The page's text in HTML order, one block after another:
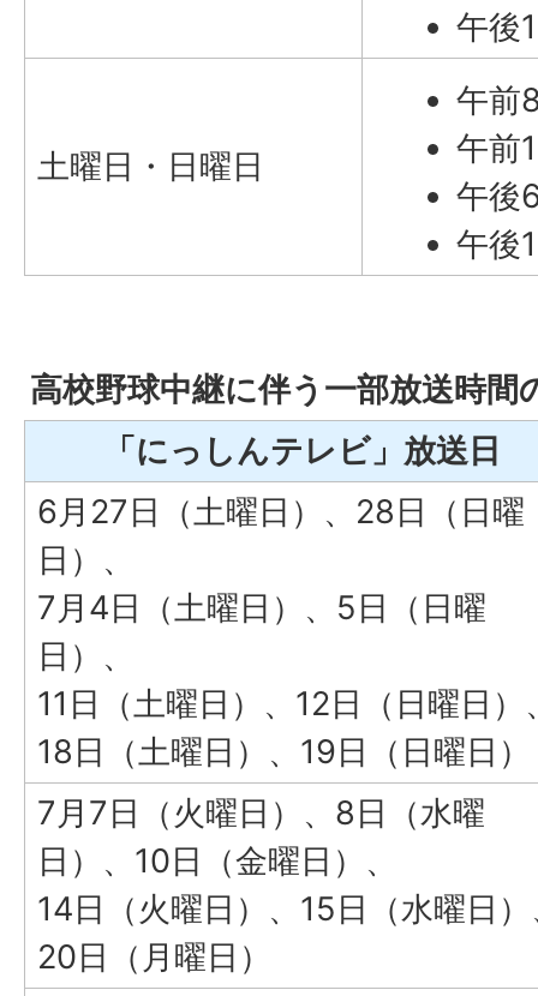
午後
土曜日・日曜日
午前
午前
午後
午後
高校野球中継に伴う一部放送時間
「にっしんテレビ」放送日
6月27日（土曜日）、28日（日曜
日）、
7月4日（土曜日）、5日（日曜
日）、
11日（土曜日）、12日（日曜日）
18日（土曜日）、19日（日曜日）
7月7日（火曜日）、8日（水曜
日）、10日（金曜日）、
14日（火曜日）、15日（水曜日
20日（月曜日）